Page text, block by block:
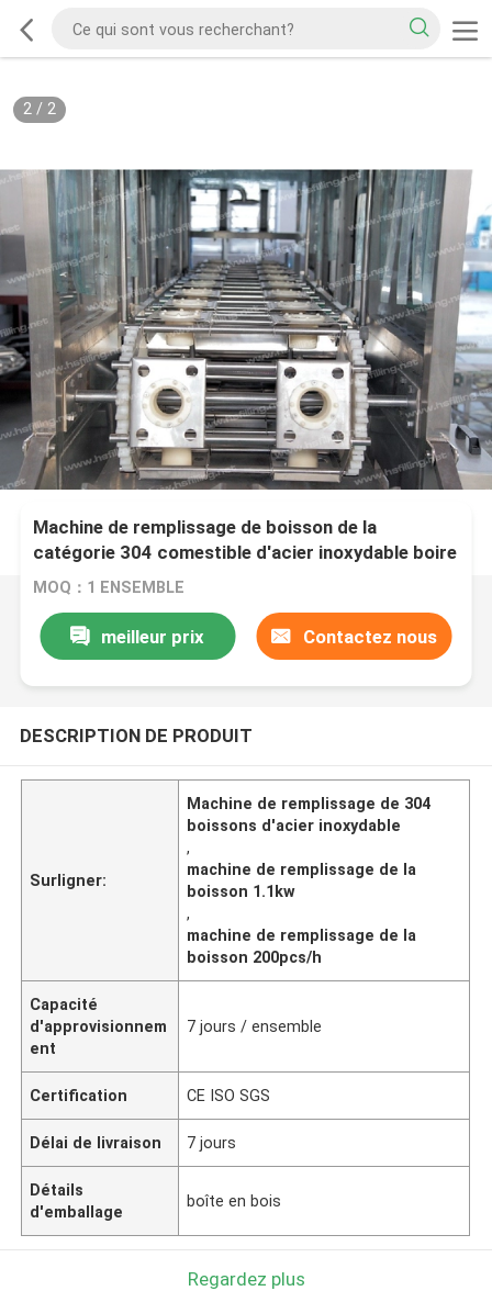
2/ 2
Machine de remplissage de boisson de la
catégorie 304 comestible d'acier inoxydable boire
de 5 gallons
MOQ：1 ENSEMBLE
meilleur prix Contactez nous
DESCRIPTION DE PRODUIT
Surligner:
Machine de remplissage de 304
boissons d'acier inoxydable
,
machine de remplissage de la
boisson 1.1kw
,
machine de remplissage de la
boisson 200pcs/h
Capacité
d'approvisionnem
ent
7 jours / ensemble
Certification CE ISO SGS
Délai de livraison 7 jours
Détails
d'emballage
boîte en bois
Regardez plus